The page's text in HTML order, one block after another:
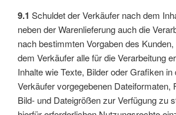
9.1 Schuldet der Verkäufer nach dem
neben der Warenlieferung auch die
nach bestimmten Vorgaben des
dem Verkäufer alle für die Verarbeitung
Inhalte wie Texte, Bilder oder Grafiken in
Verkäufer vorgegebenen Dateiformaten,
Bild- und Dateigrößen zur Verfügung zu